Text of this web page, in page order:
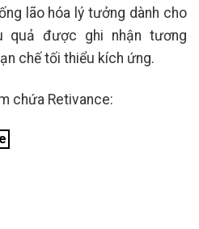
lão hóa lý tưởng dành cho
quả được ghi nhận tương
chế tối thiểu kích ứng.
chứa Retivance: